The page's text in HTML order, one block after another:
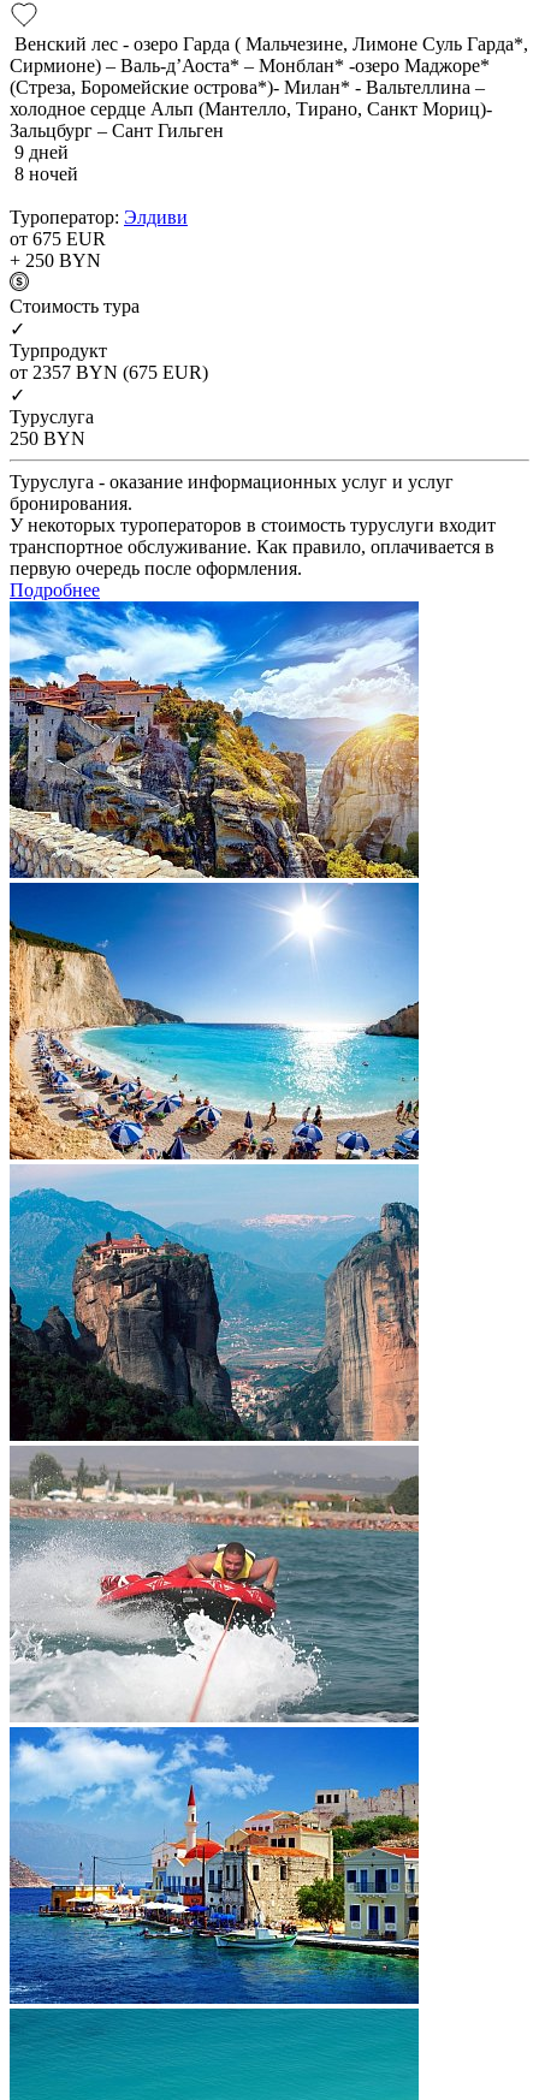
Венский лес - озеро Гарда ( Мальчезине, Лимоне Суль Гарда*,
Сирмионе) – Валь-д’Аоста* – Монблан* -озеро Маджоре*
(Стреза, Боромейские острова*)- Милан* - Вальтеллина –
холодное сердце Альп (Мантелло, Тирано, Санкт Мориц)-
Зальцбург – Сант Гильген
9 дней
8 ночей
Туроператор: Элдиви
от 675 EUR
+ 250 BYN
Cтоимость тура
✓
Турпродукт
от 2357 BYN (675 EUR)
✓
Туруслуга
250 BYN
Туруслуга - оказание информационных услуг и услуг
бронирования.
У некоторых туроператоров в стоимость туруслуги входит
транспортное обслуживание. Как правило, оплачивается в
первую очередь после оформления.
Подробнее